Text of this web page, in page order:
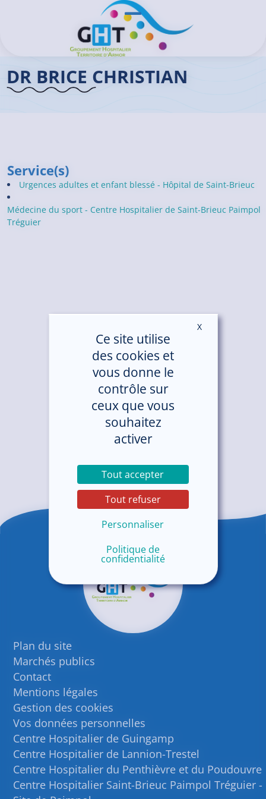
Ouvrir/Fermer le menu
>Dr BRICE Christian
DR BRICE CHRISTIAN
Service(s)
Urgences adultes et enfant blessé - Hôpital de Saint-Brieuc
Médecine du sport - Centre Hospitalier de Saint-Brieuc Paimpol
Tréguier
Plan du site
Marchés publics
Contact
Mentions légales
Gestion des cookies
Vos données personnelles
Centre Hospitalier de Guingamp
Centre Hospitalier de Lannion-Trestel
Centre Hospitalier du Penthièvre et du Poudouvre
Centre Hospitalier Saint-Brieuc Paimpol Tréguier -
Panneau de gestion des cookies
Ce site utilise
des cookies et
vous donne le
contrôle sur
ceux que vous
souhaitez
activer
Tout accepter
Tout refuser
Personnaliser
Politique de
confidentialité
XMasquer le